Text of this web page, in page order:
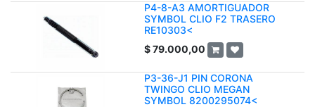
P4-8-A3 AMORTIGUADOR
SYMBOL CLIO F2 TRASERO
RE10303<
$79.000,00
P3-36-J1 PIN CORONA
TWINGO CLIO MEGAN
SYMBOL 8200295074<